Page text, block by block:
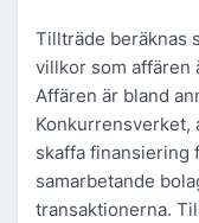
Tillträde beräknas
villkor som affären
Affären är bland
Konkurrensverket,
skaffa finansiering
samarbetande
transaktionerna.